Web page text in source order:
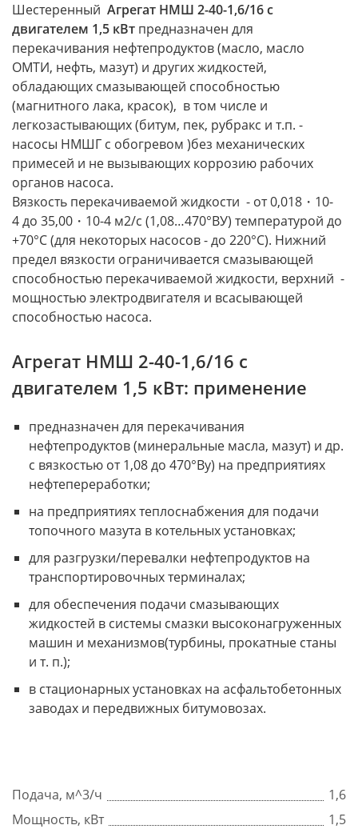
Шестеренный Агрегат НМШ 2-40-1,6/16 с
двигателем 1,5 кВт предназначен для
перекачивания нефтепродуктов (масло, масло
ОМТИ, нефть, мазут) и других жидкостей,
обладающих смазывающей способностью
(магнитного лака, красок), в том числе и
легкозастывающих (битум, пек, рубракс и т.п. -
насосы НМШГ с обогревом )без механических
примесей и не вызывающих коррозию рабочих
органов насоса.
Вязкость перекачиваемой жидкости - от 0,018・10-
4 до 35,00・10-4 м2/с (1,08…470°ВУ) температурой до
+70°С (для некоторых насосов - до 220°С). Нижний
предел вязкости ограничивается смазывающей
способностью перекачиваемой жидкости, верхний -
мощностью электродвигателя и всасывающей
способностью насоса.
Агрегат НМШ 2-40-1,6/16 с
двигателем 1,5 кВт: применение
предназначен для перекачивания
нефтепродуктов (минеральные масла, мазут) и др.
с вязкостью от 1,08 до 470°Ву) на предприятиях
нефтепереработки;
на предприятиях теплоснабжения для подачи
топочного мазута в котельных установках;
для разгрузки/перевалки нефтепродуктов на
транспортировочных терминалах;
для обеспечения подачи смазывающих
жидкостей в системы смазки высоконагруженных
машин и механизмов(турбины, прокатные станы
и т. п.);
в стационарных установках на асфальтобетонных
заводах и передвижных битумовозах.
Подача, м^3/ч
1,6
Мощность, кВт
1,5